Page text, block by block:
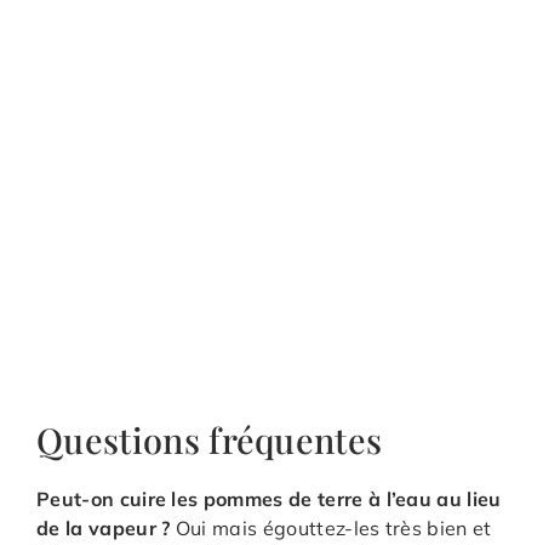
Questions fréquentes
Peut-on cuire les pommes de terre à l’eau au lieu
de la vapeur ? Oui mais égouttez-les très bien et